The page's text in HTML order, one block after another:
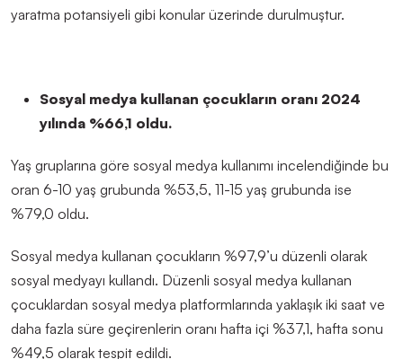
yaratma potansiyeli gibi konular üzerinde durulmuştur.
Sosyal medya kullanan çocukların oranı 2024
yılında %66,1 oldu.
Yaş gruplarına göre sosyal medya kullanımı incelendiğinde bu
oran 6-10 yaş grubunda %53,5, 11-15 yaş grubunda ise
%79,0 oldu.
Sosyal medya kullanan çocukların %97,9’u düzenli olarak
sosyal medyayı kullandı. Düzenli sosyal medya kullanan
çocuklardan sosyal medya platformlarında yaklaşık iki saat ve
daha fazla süre geçirenlerin oranı hafta içi %37,1, hafta sonu
%49,5 olarak tespit edildi.